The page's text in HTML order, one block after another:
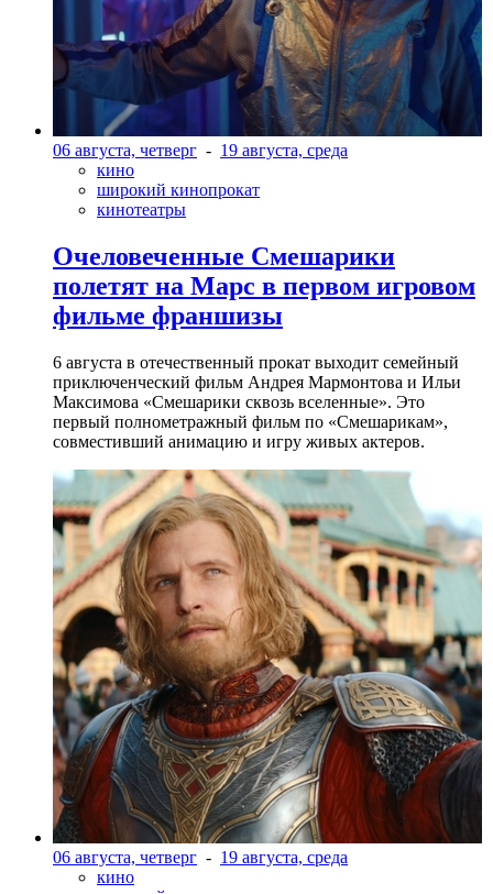
06 августа, четверг - 19 августа, среда
кино
широкий кинопрокат
кинотеатры
Очеловеченные Смешарики
полетят на Марс в первом игровом
фильме франшизы
6 августа в отечественный прокат выходит семейный
приключенческий фильм Андрея Мармонтова и Ильи
Максимова «Смешарики сквозь вселенные». Это
первый полнометражный фильм по «Смешарикам»,
совместивший анимацию и игру живых актеров.
06 августа, четверг - 19 августа, среда
кино